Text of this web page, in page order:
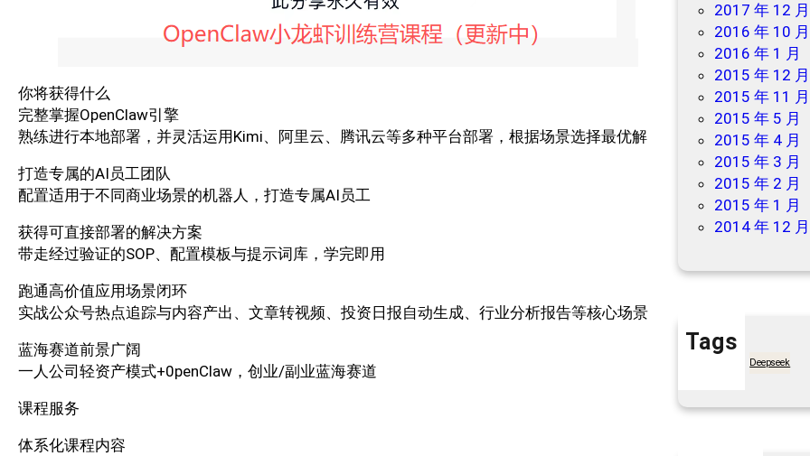
你将获得什么
完整掌握OpenClaw引擎
熟练进行本地部署，并灵活运用Kimi、阿里云、腾讯云等多种平台部署，根据场景选择最优解
打造专属的AI员工团队
配置适用于不同商业场景的机器人，打造专属AI员工
获得可直接部署的解决方案
带走经过验证的SOP、配置模板与提示词库，学完即用
跑通高价值应用场景闭环
实战公众号热点追踪与内容产出、文章转视频、投资日报自动生成、行业分析报告等核心场景
蓝海赛道前景广阔
一人公司轻资产模式+0penClaw，创业/副业蓝海赛道
课程服务
体系化课程内容
2017 年 12 月
2016 年 10 月
2016 年 1 月
2015 年 12 月
2015 年 11 月
2015 年 5 月
2015 年 4 月
2015 年 3 月
2015 年 2 月
2015 年 1 月
2014 年 12 月
Tags
Deepseek